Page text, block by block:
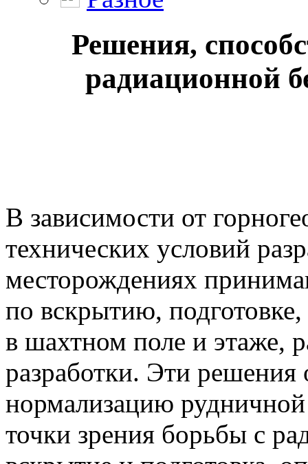
Решения,
радиационной
В зависимости от
технических условий
месторождениях
по вскрытию,
в шахтном поле и этаже,
разработки. Эти решения
нормализацию
точки зрения борьбы с